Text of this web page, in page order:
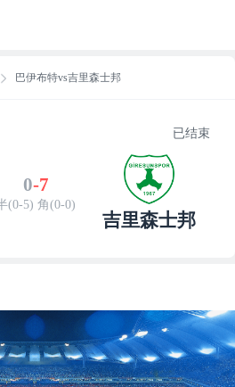
巴伊布特vs吉里森士邦
已结束
0-7
(0-5) 角(0-0)
吉里森士邦